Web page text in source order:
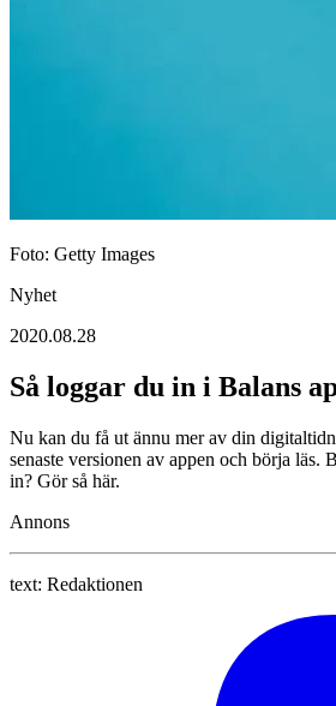
Foto: Getty Images
Nyhet
2020.08.28
Så loggar du in i Balans
Nu kan du få ut ännu mer av din
senaste versionen av appen och börja läs.
in? Gör så här.
Annons
text: Redaktionen